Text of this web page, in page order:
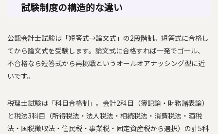
試験制度の構造的な違い
公認会計士試験は「短答式→論文式」の2段階制。短答式に合格し
てから論文式を受験します。論文式に合格すれば一発でゴール、
不合格なら短答式から再挑戦というオールオアナッシング型に近
いです。
税理士試験は「科目合格制」。会計2科目（簿記論・財務諸表論）
と税法3科目（所得税法・法人税法・相続税法・消費税法・酒税
法・国税徴収法・住民税・事業税・固定資産税から選択）の計5科